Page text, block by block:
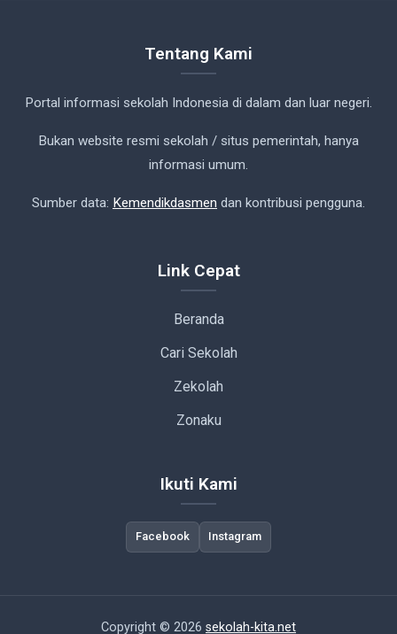
Tentang Kami
Portal informasi sekolah Indonesia di dalam dan luar negeri.
Bukan website resmi sekolah / situs pemerintah, hanya
informasi umum.
Sumber data: Kemendikdasmen dan kontribusi pengguna.
Link Cepat
Beranda
Cari Sekolah
Zekolah
Zonaku
Ikuti Kami
Facebook Instagram
Copyright © 2026 sekolah-kita.net